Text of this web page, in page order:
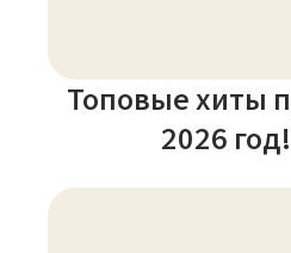
Топовые хиты
2026 год!